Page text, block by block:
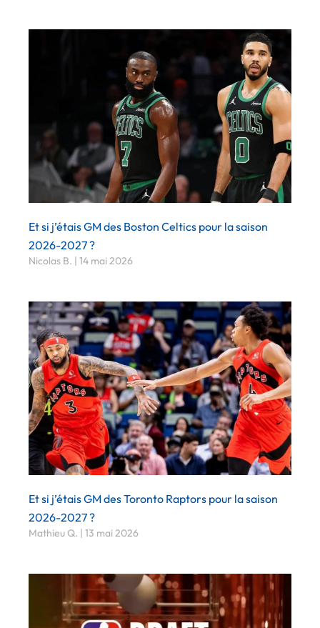
Et si j’étais GM des Boston Celtics pour la saison
2026-2027 ?
Nicolas B. 14 mai 2026
Et si j’étais GM des Toronto Raptors pour la saison
2026-2027 ?
Mathieu Q. 13 mai 2026